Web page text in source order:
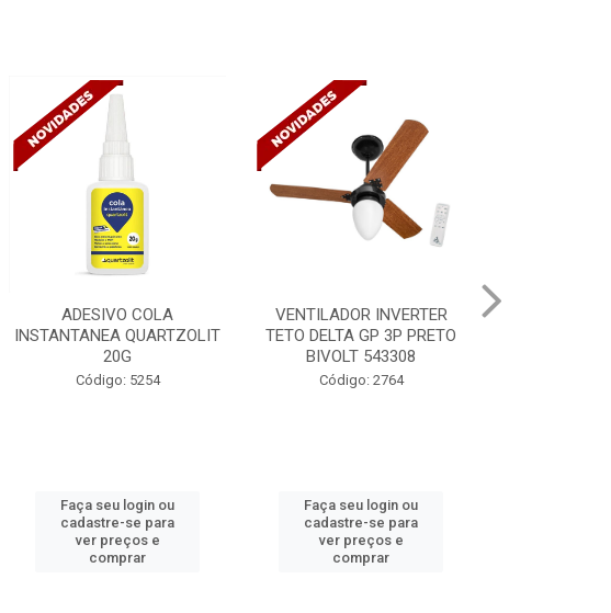
VENTILADOR INVERTER
TETO DELTA GP 3P PRETO
BIVOLT 543308
Código: 2764
Faça seu login ou
cadastre-se para
ver preços e
comprar
VENTILADOR INVERTER
TETO DELTA GP 3P PRETO
BIVOLT 543302
Código: 2765
Faça seu login ou
cadastre-se para
ver preços e
comprar